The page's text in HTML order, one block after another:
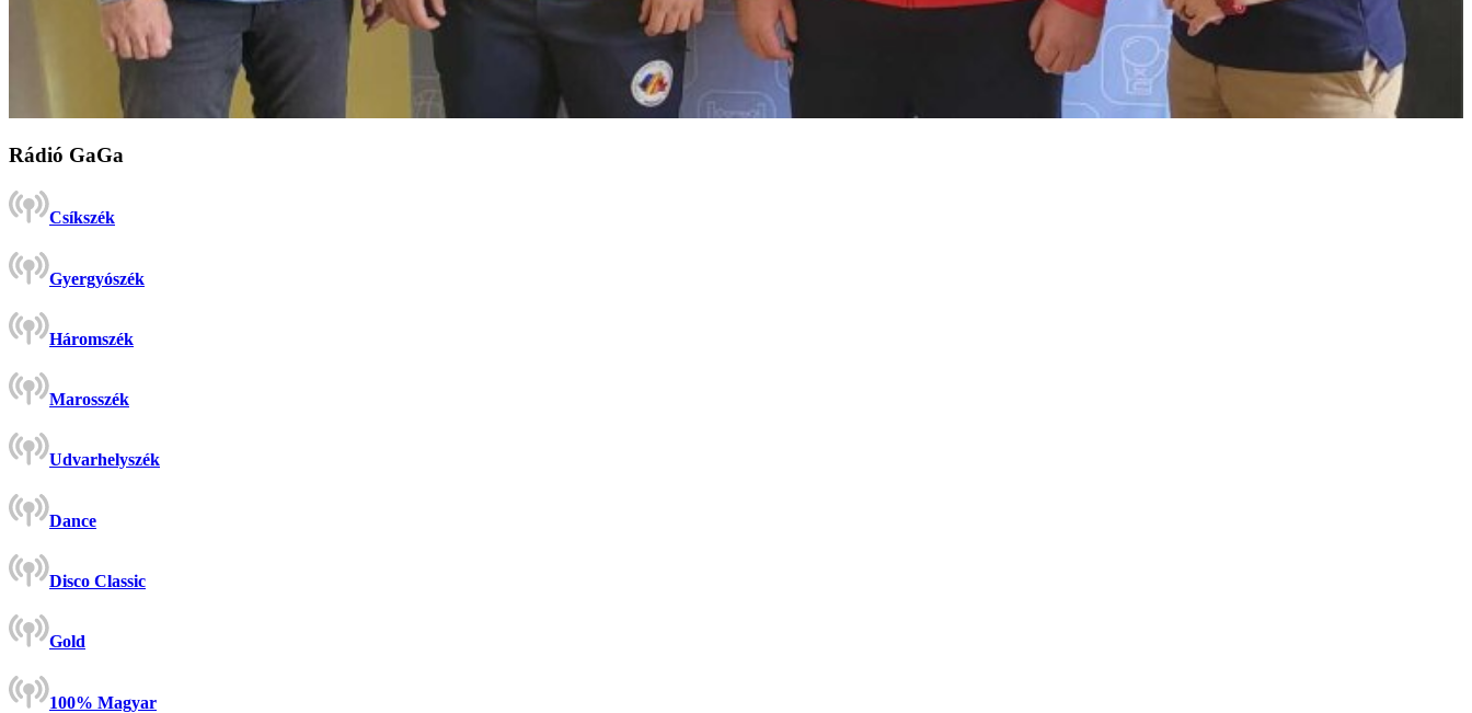
Rádió GaGa
Csíkszék
Gyergyószék
Háromszék
Marosszék
Udvarhelyszék
Dance
Disco Classic
Gold
100% Magyar